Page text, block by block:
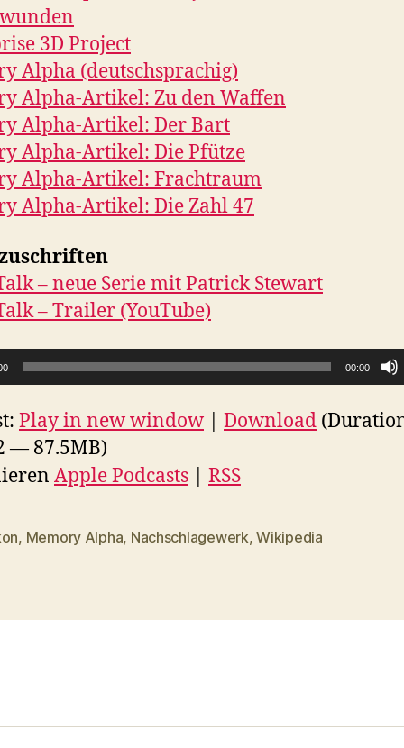
3D Project
Alpha (deutschsprachig)
Alpha-Artikel: Zu den Waffen
Alpha-Artikel: Der Bart
Alpha-Artikel: Die Pfütze
Alpha-Artikel: Frachtraum
Alpha-Artikel: Die Zahl 47
– neue Serie mit Patrick Stewart
– Trailer (YouTube)
00:00
Play in new window Download
— 87.5MB)
Apple Podcasts RSS
, Memory Alpha, Nachschlagewerk,Wikipedia